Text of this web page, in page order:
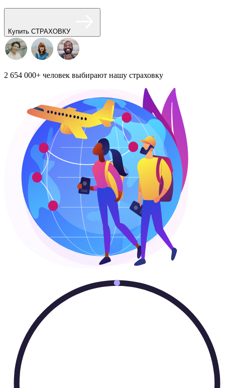
Купить СТРАХОВКУ
2 654 000+ человек выбирают нашу страховку